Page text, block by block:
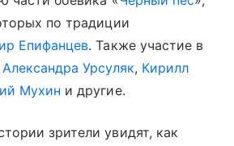
по традиции
Епифанцев. Также участие в
Александра Урсуляк, Кирилл
Мухин и другие.
зрители увидят, как